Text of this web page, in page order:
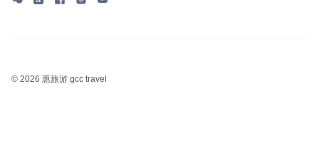
© 2026 惠旅游 gcc travel